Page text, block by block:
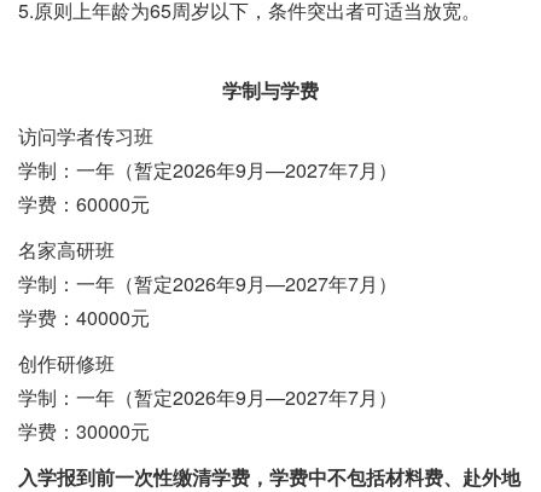
5.原则上年龄为65周岁以下，条件突出者可适当放宽。
学制与学费
访问学者传习班
学制：一年（暂定2026年9月—2027年7月）
学费：60000元
名家高研班
学制：一年（暂定2026年9月—2027年7月）
学费：40000元
创作研修班
学制：一年（暂定2026年9月—2027年7月）
学费：30000元
入学报到前一次性缴清学费，学费中不包括材料费、赴外地